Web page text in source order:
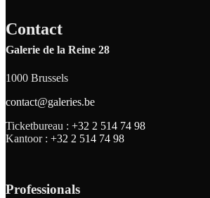
Contact
Galerie de la Reine 28
1000 Brussels
contact@galeries.be
Ticketbureau : +32 2 514 74 98
Kantoor : +32 2 514 74 98
Professionals